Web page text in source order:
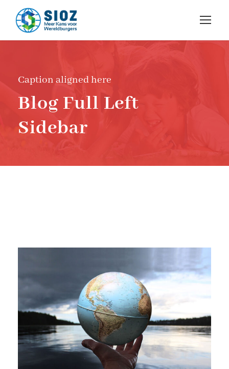
Caption aligned here
Blog Full Left
Sidebar